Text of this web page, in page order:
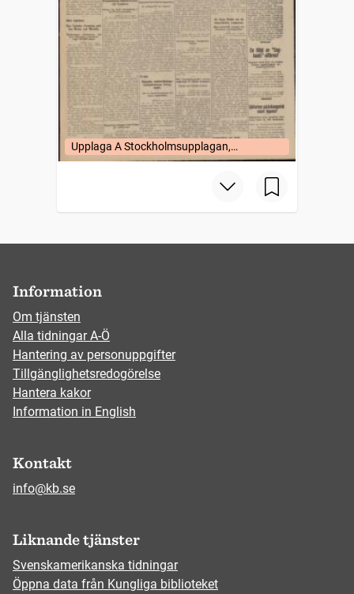
Upplaga A Stockholmsupplagan,
Stockholm
Information
Om tjänsten
Alla tidningar A-Ö
Hantering av personuppgifter
Tillgänglighetsredogörelse
Hantera kakor
Information in English
Kontakt
info@kb.se
Liknande tjänster
Svenskamerikanska tidningar
Öppna data från Kungliga biblioteket